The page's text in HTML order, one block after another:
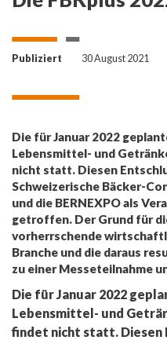
Publiziert 30 August 2021
Die für Januar 2022
Lebensmittel- und
nicht statt. Diesen
Schweizerische Bäcker-
und die BERNEXPO als
getroffen. Der Grund für
vorherrschende
Branche und die daraus
zu einer Messeteilnahme
Die für Januar 2022
Lebensmittel- und
findet nicht statt. Diesen